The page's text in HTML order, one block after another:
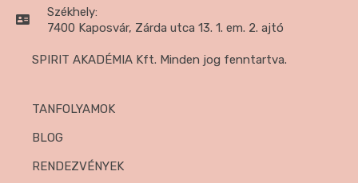
Székhely:
7400 Kaposvár, Zárda utca 13. 1. em. 2. ajtó
SPIRIT AKADÉMIA Kft. Minden jog fenntartva.
TANFOLYAMOK
BLOG
RENDEZVÉNYEK